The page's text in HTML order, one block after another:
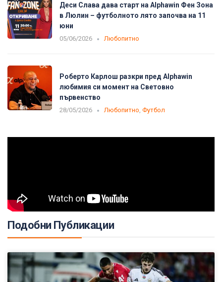
Деси Слава дава старт на Alphawin Фен Зона
в Люлин – футболното лято започва на 11
юни
05/06/2026 Любопитно
Роберто Карлош разкри пред Alphawin
любимия си момент на Световно
първенство
28/05/2026 Любопитно Футбол
Подобни Публикации